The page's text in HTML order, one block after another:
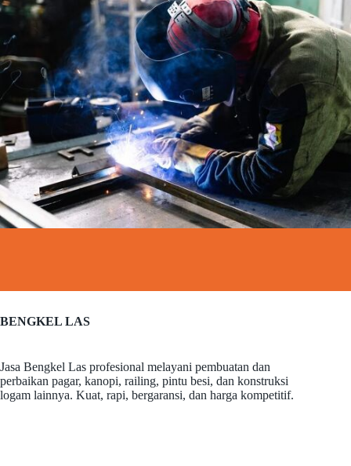
BENGKEL LAS
Jasa Bengkel Las profesional melayani pembuatan dan
perbaikan pagar, kanopi, railing, pintu besi, dan konstruksi
logam lainnya. Kuat, rapi, bergaransi, dan harga kompetitif.